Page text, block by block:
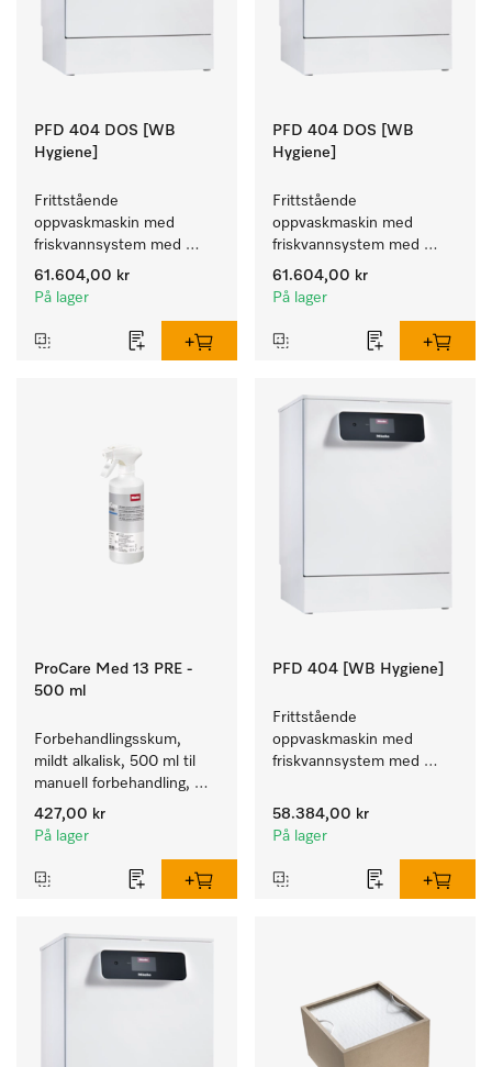
PFD 404 DOS [WB
Hygiene]
Frittstående
oppvaskmaskin med
friskvannsystem med
kurver for pleiehjem,
barnehager og alle som
61.604,00 kr
På lager
PFD 404 DOS [WB
Hygiene]
Frittstående
oppvaskmaskin med
friskvannsystem med
kurver for pleiehjem,
barnehager og alle som
61.604,00 kr
På lager
ProCare Med 13 PRE -
500 ml
Forbehandlingsskum,
mildt alkalisk, 500 ml til
manuell forbehandling,
enzymatisk.
427,00 kr
På lager
PFD 404 [WB Hygiene]
Frittstående
oppvaskmaskin med
friskvannsystem med
barnehager og alle som
stiller høye hygienekrav.
58.384,00 kr
På lager